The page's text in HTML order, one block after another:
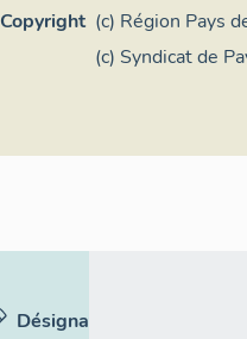
Copyright (c) Région Pays
Inventaire
(c) Syndicat de
Désignation